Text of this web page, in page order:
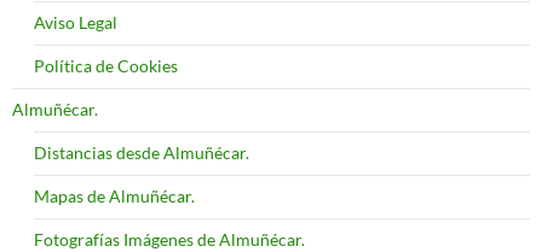
Aviso Legal
Política de Cookies
Almuñécar.
Distancias desde Almuñécar.
Mapas de Almuñécar.
Fotografías Imágenes de Almuñécar.